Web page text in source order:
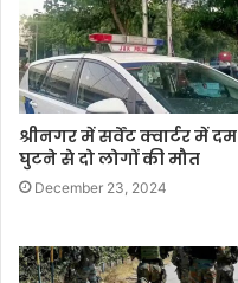
श्रीनगर में सर्वेंट क्वार्टर में दम
घुटने से दो लोगों की मौत
December 23, 2024